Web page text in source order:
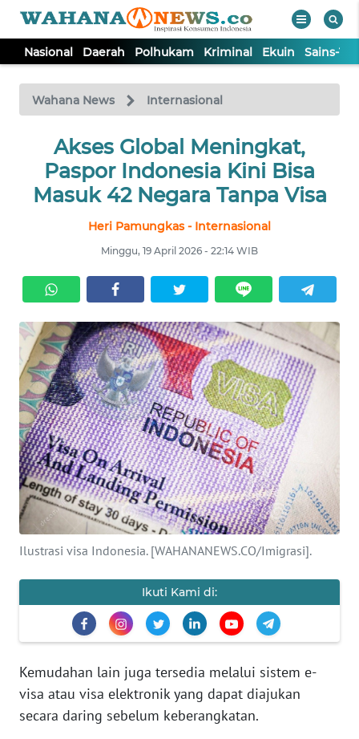
Nasional Daerah Polhukam Kriminal Ekuin Sains-
Wahana News Internasional
Akses Global Meningkat,
Paspor Indonesia Kini Bisa
Masuk 42 Negara Tanpa Visa
Heri Pamungkas - Internasional
Minggu, 19 April 2026 - 22:14 WIB
Ilustrasi visa Indonesia. [WAHANANEWS.CO/Imigrasi].
Ikuti Kami di:
Kemudahan lain juga tersedia melalui sistem e-
visa atau visa elektronik yang dapat diajukan
secara daring sebelum keberangkatan.
TV
Tutup
NASIONAL
DAERAH
KRIMINAL
EKUIN
SAINS-TEKNO
KESEHATAN
INTERNASIONAL
SERBA-SERBI
PENDIDIKAN
EDITORIAL
Informasi